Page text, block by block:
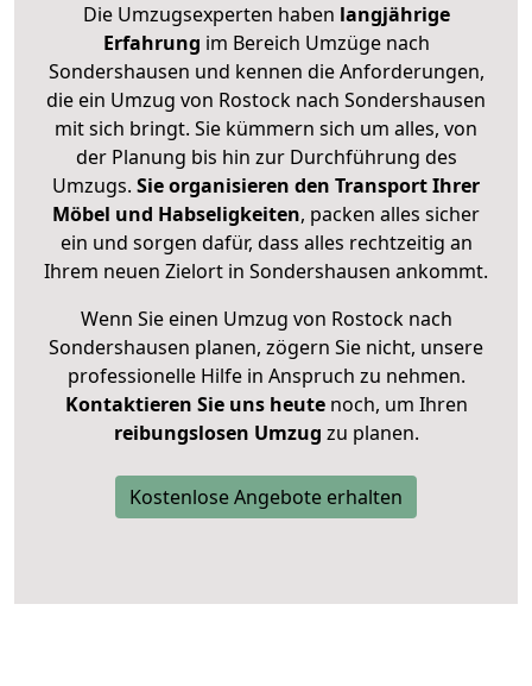
Die Umzugsexperten haben langjährige
Erfahrung im Bereich Umzüge nach
Sondershausen und kennen die Anforderungen,
die ein Umzug von Rostock nach Sondershausen
mit sich bringt. Sie kümmern sich um alles, von
der Planung bis hin zur Durchführung des
Umzugs. Sie organisieren den Transport Ihrer
Möbel und Habseligkeiten, packen alles sicher
ein und sorgen dafür, dass alles rechtzeitig an
Ihrem neuen Zielort in Sondershausen ankommt.
Wenn Sie einen Umzug von Rostock nach
Sondershausen planen, zögern Sie nicht, unsere
professionelle Hilfe in Anspruch zu nehmen.
Kontaktieren Sie uns heutenoch, um Ihren
reibungslosen Umzug zu planen.
Kostenlose Angebote erhalten